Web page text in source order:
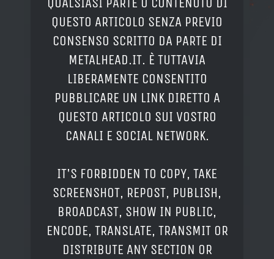
QUESTO ARTICOLO SENZA PREVIO
CONSENSO SCRITTO DA PARTE DI
METALHEAD.IT. È TUTTAVIA
LIBERAMENTE CONSENTITO
PUBBLICARE UN LINK DIRETTO A
QUESTO ARTICOLO SUI VOSTRO
CANALI E SOCIAL NETWORK.
IT'S FORBIDDEN TO COPY, TAKE
SCREENSHOT, REPOST, PUBLISH,
BROADCAST, SHOW IN PUBLIC,
ENCODE, TRANSLATE, TRANSMIT OR
DISTRIBUTE ANY SECTION OR